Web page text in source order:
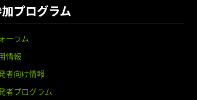
プログラム
ーラム
情報
者向け情報
者プログラム